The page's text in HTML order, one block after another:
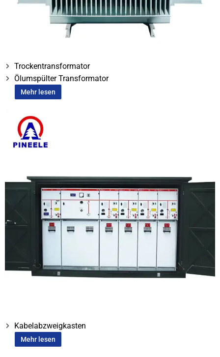
Trockentransformator
Ölumspülter Transformator
Mehr lesen
Kabelabzweigkasten
Mehr lesen